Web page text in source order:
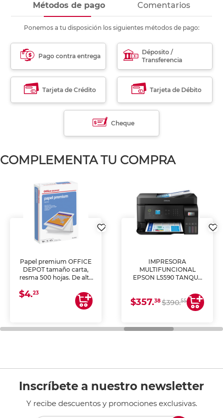
Métodos de pago Comentarios
Ponemos a tu disposición los siguientes métodos de pago:
Pago contra entrega
Déposito /
Transferencia
Tarjeta de Crédito Tarjeta de Débito
Cheque
COMPLEMENTA TU COMPRA
Papel premium OFFICE
DEPOT tamaño carta,
resma 500 hojas. De alta
uniforme, ideal para
impresoras de inyección
de tinta y láser,
general de oficina.
$4.23
IMPRESORA
MULTIFUNCIONAL
EPSON L5590 TANQUE
COPIA Y ESCANEA)
$357.38$390.55
Inscríbete a nuestro newsletter
Y recibe descuentos y promociones exclusivas.